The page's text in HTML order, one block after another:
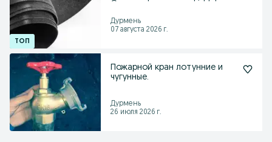
Дурмень
07 августа 2026 г.
Пожарной кран лотунние и
чугунные.
Дурмень
26 июля 2026 г.